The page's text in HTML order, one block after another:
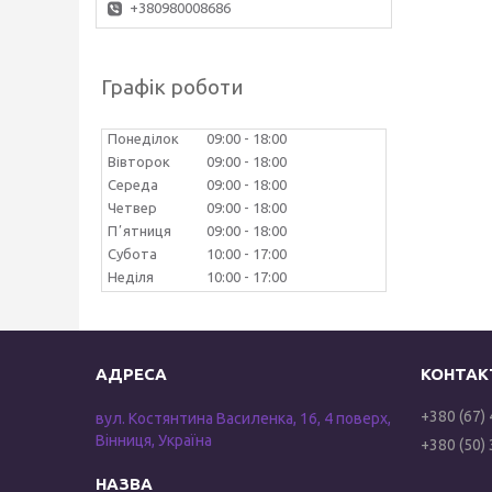
+380980008686
Графік роботи
Понеділок 09:00
18:00
Вівторок
09:00
18:00
Середа
09:00
18:00
Четвер
09:00
18:00
Пʼятниця
09:00
18:00
Субота
10:00
17:00
Неділя
10:00 17:00
вул. Костянтина Василенка, 16, 4 поверх,
Вінниця, Україна
+380 (67)
+380 (50)